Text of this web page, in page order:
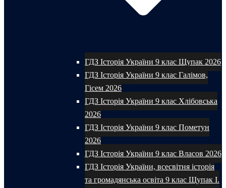
ГДЗ Історія України 9 клас Щупак 2026
ГДЗ Історія України 9 клас Галімов,
Гісем 2026
ГДЗ Історія України 9 клас Хлібовська
2026
ГДЗ Історія України 9 клас Пометун
2026
ГДЗ Історія України 9 клас Власов 2026
ГДЗ Історія України, всесвітня історія
та громадянська освіта 9 клас Щупак І.